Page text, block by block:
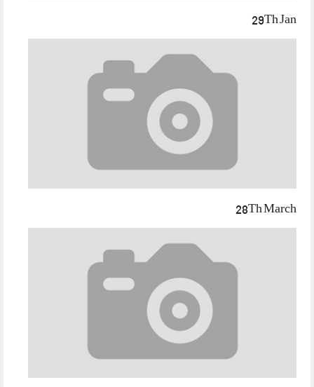
29Th Jan
28Th March